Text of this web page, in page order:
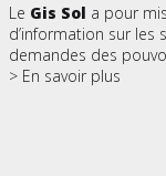
Le Gis Sol a pour
d’information sur les
demandes des
> En savoir plus